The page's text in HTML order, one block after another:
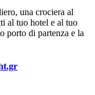
una crociera al
al tuo hotel e al tuo
porto di partenza e la